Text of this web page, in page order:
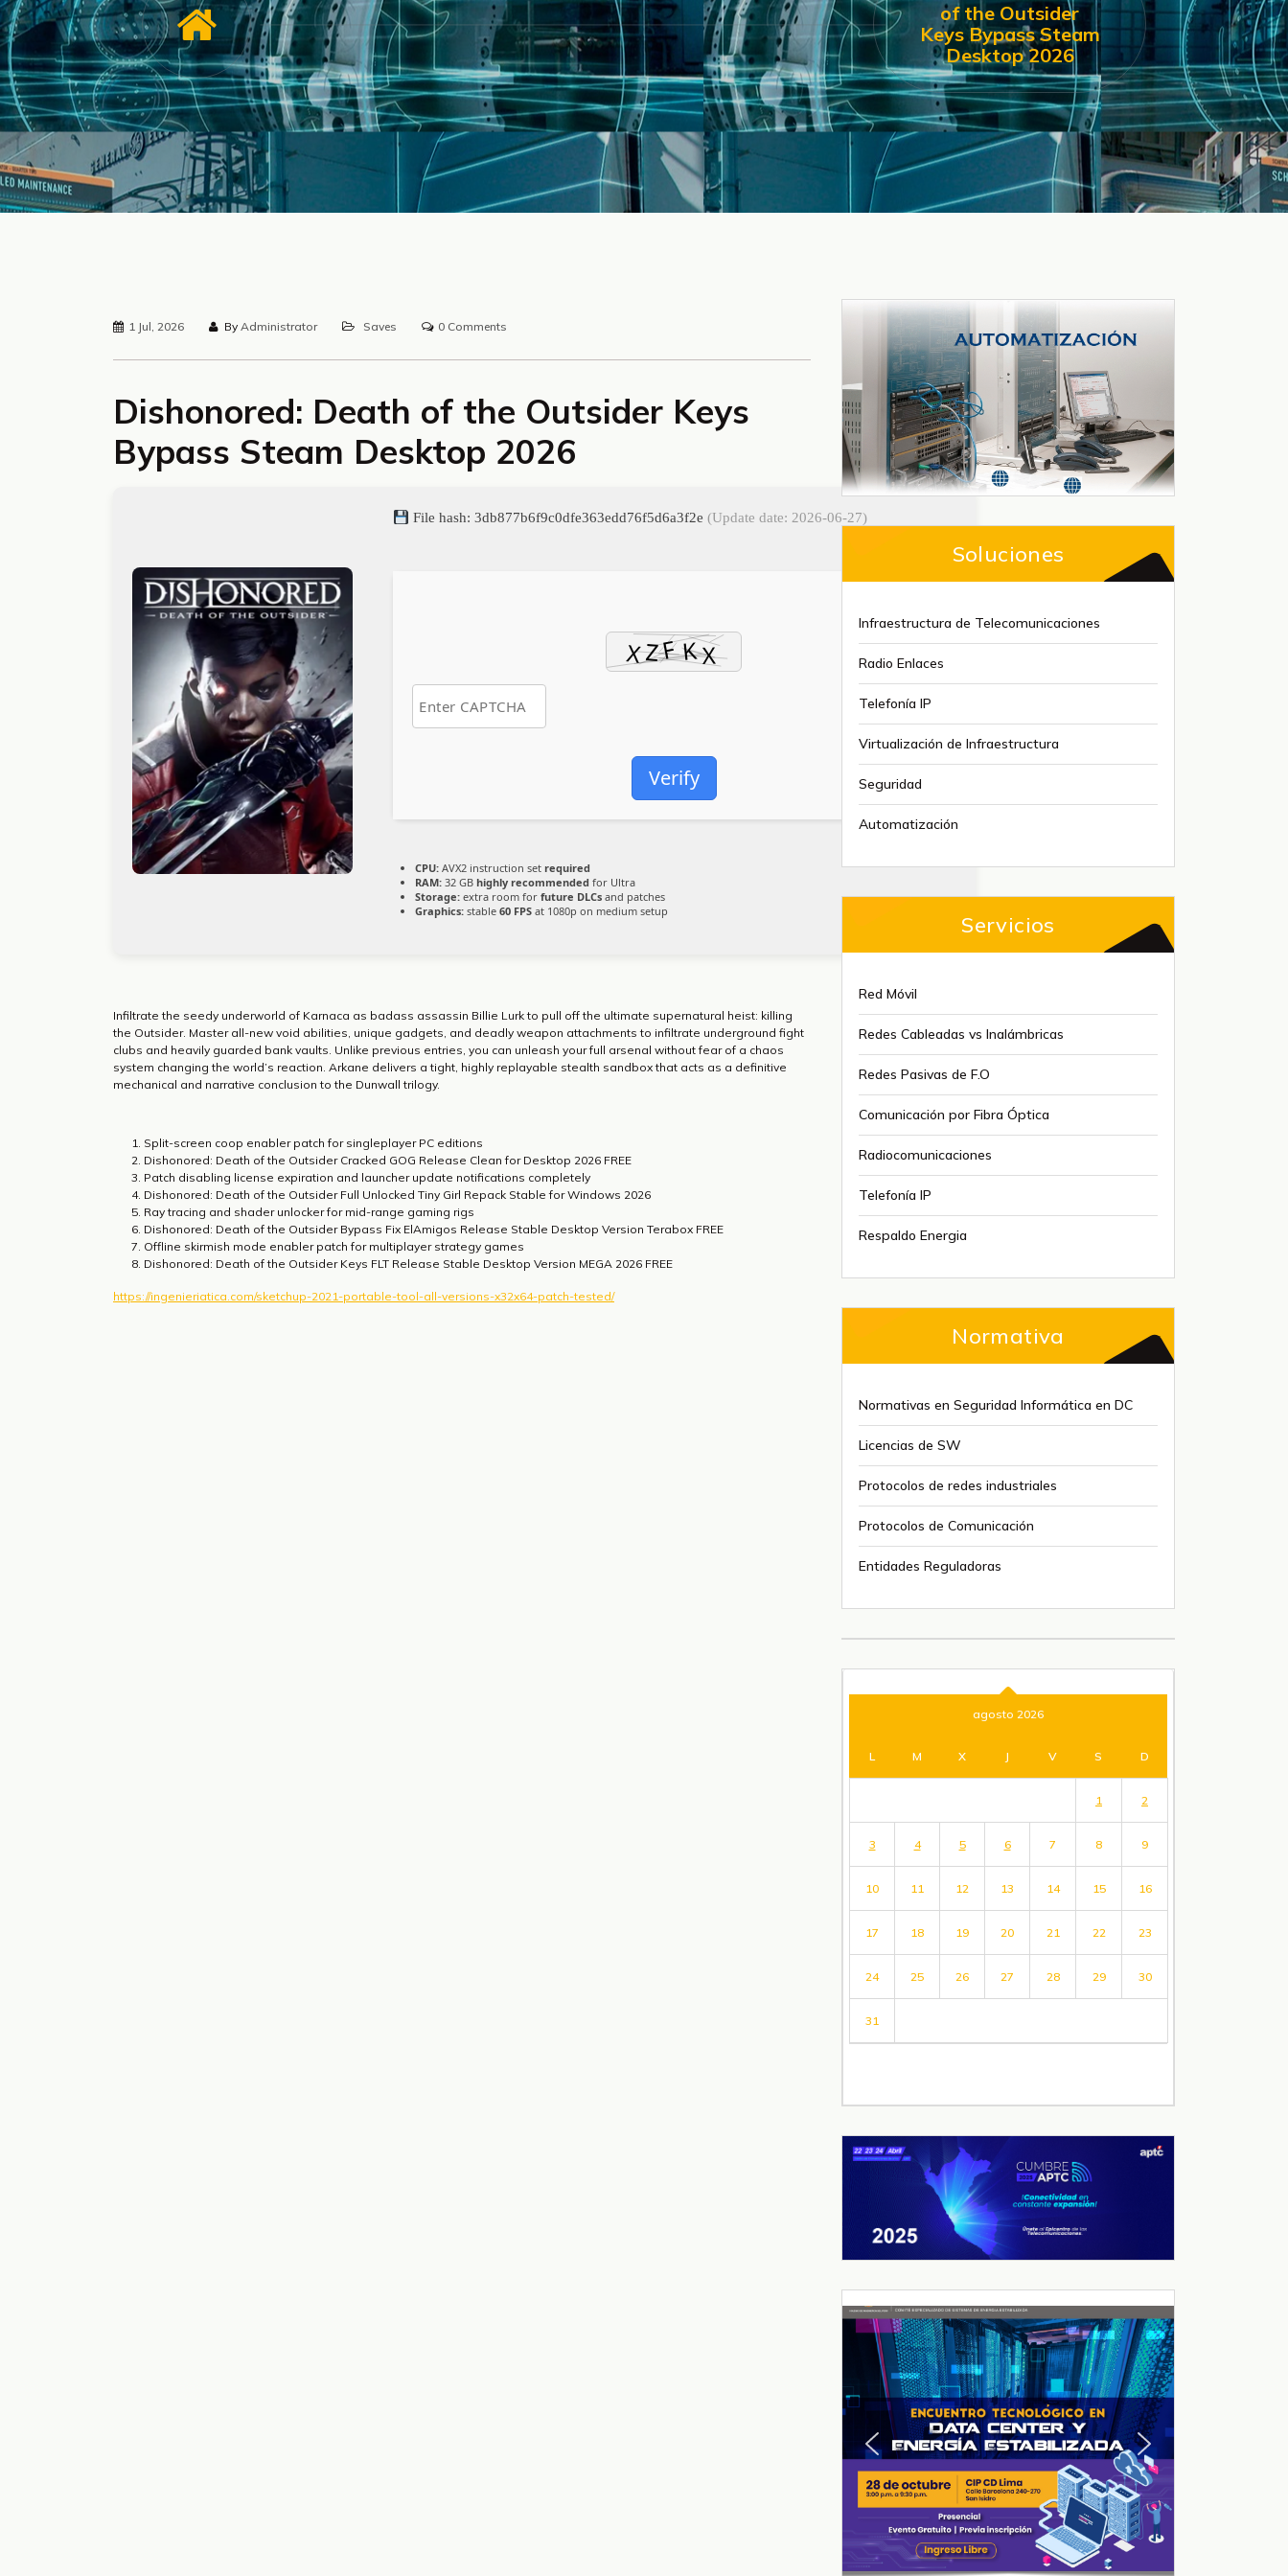
of the Outsider
Keys Bypass Steam
Desktop 2026
1 Jul, 2026 By Administrator Saves 0 Comments
Dishonored: Death of the Outsider Keys
Bypass Steam Desktop 2026
File hash: 3db877b6f9c0dfe363edd76f5d6a3f2e(Update date: 2026-06-27)
Verify
CPU: AVX2 instruction set required
RAM: 32 GB highly recommended for Ultra
Storage: extra room for future DLCs and patches
Graphics: stable 60 FPS at 1080p on medium setup
Infiltrate the seedy underworld of Karnaca as badass assassin Billie Lurk to pull off the ultimate supernatural heist: killing
the Outsider. Master all-new void abilities, unique gadgets, and deadly weapon attachments to infiltrate underground fight
clubs and heavily guarded bank vaults. Unlike previous entries, you can unleash your full arsenal without fear of a chaos
system changing the world’s reaction. Arkane delivers a tight, highly replayable stealth sandbox that acts as a definitive
mechanical and narrative conclusion to the Dunwall trilogy.
Split-screen coop enabler patch for singleplayer PC editions
Dishonored: Death of the Outsider Cracked GOG Release Clean for Desktop 2026 FREE
Patch disabling license expiration and launcher update notifications completely
Dishonored: Death of the Outsider Full Unlocked Tiny Girl Repack Stable for Windows 2026
Ray tracing and shader unlocker for mid-range gaming rigs
Dishonored: Death of the Outsider Bypass Fix ElAmigos Release Stable Desktop Version Terabox FREE
Offline skirmish mode enabler patch for multiplayer strategy games
Dishonored: Death of the Outsider Keys FLT Release Stable Desktop Version MEGA 2026 FREE
https://ingenieriatica.com/sketchup-2021-portable-tool-all-versions-x32x64-patch-tested/
Soluciones
Infraestructura de Telecomunicaciones
Radio Enlaces
Telefonía IP
Virtualización de Infraestructura
Seguridad
Automatización
Servicios
Red Móvil
Redes Cableadas vs Inalámbricas
Redes Pasivas de F.O
Comunicación por Fibra Óptica
Radiocomunicaciones
Telefonía IP
Respaldo Energia
Normativa
Normativas en Seguridad Informática en DC
Licencias de SW
Protocolos de redes industriales
Protocolos de Comunicación
Entidades Reguladoras
agosto 2026
L M X J V S D
1 2
3 4 5 6 7 8 9
10 11 12 13 14 15 16
17 18 19 20 21 22 23
24 25 26 27 28 29 30
31